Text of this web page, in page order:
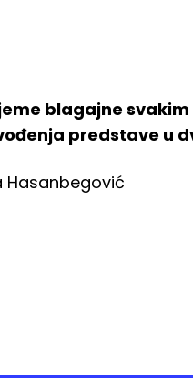
blagajne
predstave u
Hasanbegović